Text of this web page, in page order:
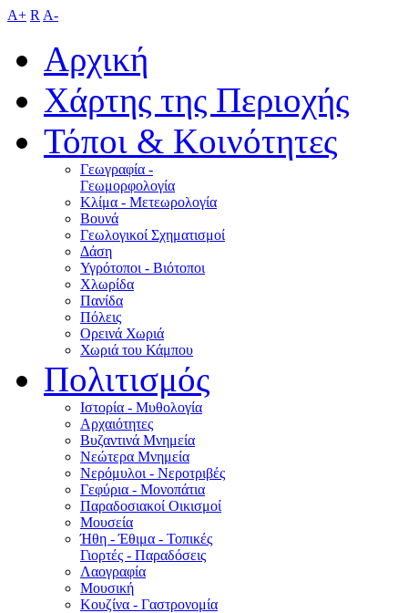
A+ R A-
Αρχική
Χάρτης της Περιοχής
Τόποι & Κοινότητες
Γεωγραφία -
Γεωμορφολογία
Κλίμα - Mετεωρολογία
Βουνά
Γεωλογικοί Σχηματισμοί
Δάση
Υγρότοποι - Βιότοποι
Χλωρίδα
Πανίδα
Πόλεις
Ορεινά Χωριά
Χωριά του Κάμπου
Πολιτισμός
Ιστορία - Μυθολογία
Αρχαιότητες
Βυζαντινά Μνημεία
Νεώτερα Μνημεία
Νερόμυλοι - Nεροτριβές
Γεφύρια - Μονοπάτια
Παραδοσιακοί Οικισμοί
Μουσεία
Ήθη - Έθιμα - Τοπικές
Γιορτές - Παραδόσεις
Λαογραφία
Μουσική
Κουζίνα - Γαστρονομία